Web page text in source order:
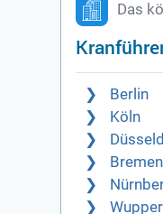
Das
Berlin
Köln
Bremen